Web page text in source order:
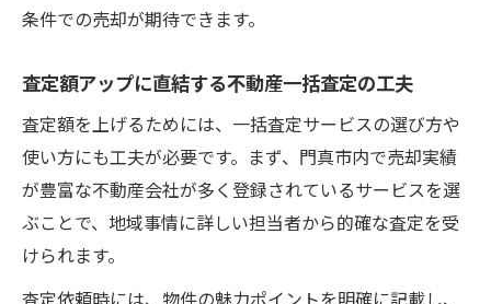
条件での売却が期待できます。
査定額アップに直結する不動産一括査定の工夫
査定額を上げるためには、一括査定サービスの選び方や
使い方にも工夫が必要です。まず、門真市内で売却実績
が豊富な不動産会社が多く登録されているサービスを選
ぶことで、地域事情に詳しい担当者から的確な査定を受
けられます。
査定依頼時には、物件の魅力ポイントを明確に記載し、